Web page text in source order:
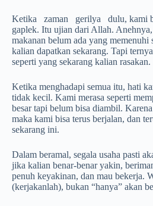
Ketika zaman gerilya dulu, kami
gaplek. Itu ujian dari Allah.
makanan belum ada yang memenuhi
kalian dapatkan sekarang. Tapi
seperti yang sekarang kalian rasakan.
Ketika menghadapi semua itu, hati
tidak kecil. Kami merasa seperti
besar tapi belum bisa diambil.
maka kami bisa terus berjalan, dan
sekarang ini.
Dalam beramal, segala usaha pasti
jika kalian benar-benar yakin,
penuh keyakinan, dan mau bekerja.
(kerjakanlah), bukan “hanya” akan